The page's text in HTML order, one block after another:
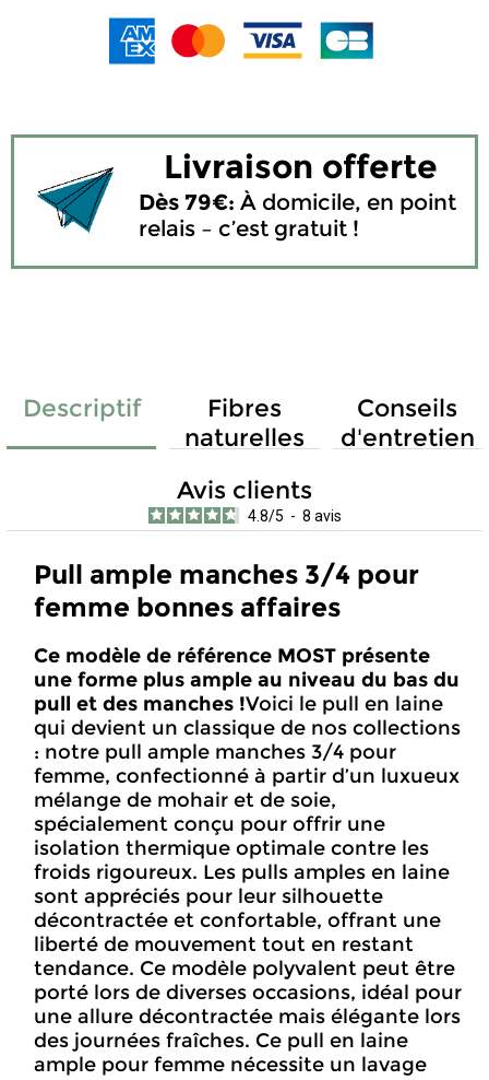
Livraison offerte
Dès 79€: À domicile, en point
relais – c’est gratuit !
Descriptif
Pull ample manches 3/4 pour
femme bonnes affaires
Ce modèle de référence MOST présente
une forme plus ample au niveau du bas du
pull et des manches !Voici le pull en laine
qui devient un classique de nos collections
: notre pull ample manches 3/4 pour
femme, confectionné à partir d’un luxueux
mélange de mohair et de soie,
spécialement conçu pour offrir une
isolation thermique optimale contre les
froids rigoureux. Les pulls amples en laine
sont appréciés pour leur silhouette
décontractée et confortable, offrant une
liberté de mouvement tout en restant
tendance. Ce modèle polyvalent peut être
porté lors de diverses occasions, idéal pour
une allure décontractée mais élégante lors
des journées fraîches. Ce pull en laine
ample pour femme nécessite un lavage
Fibres
naturelles
Conseils
d'entretien
Avis clients
4.8/5 - 8 avis